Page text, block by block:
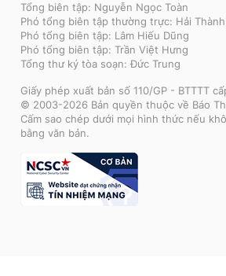
Tổng biên tập: Nguyễn Ngọc Toàn
Phó tổng biên tập thường trực: Hải Thành
Phó tổng biên tập: Lâm Hiếu Dũng
Phó tổng biên tập: Trần Việt Hưng
Tổng thư ký tòa soạn: Đức Trung
Giấy phép xuất bản số 110/GP - BTTTT
© 2003-2026 Bản quyền thuộc về Báo
Cấm sao chép dưới mọi hình thức nếu
bằng văn bản.